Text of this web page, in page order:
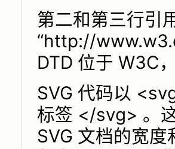
第二和第三行引
“http://
DTD 位于 W3C
SVG 代码以
标签 </svg> 。
SVG 文档的宽